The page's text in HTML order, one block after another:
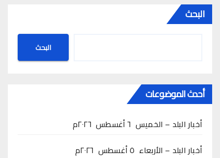
البحث
البحث
أحدث الموضوعات
أخبار البلد – الخميس ٦ أغسطس ٢٠٢٦م
أخبار البلد – الأربعاء ٥ أغسطس ٢٠٢٦م